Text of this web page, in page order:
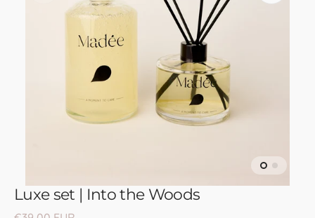
media
gallery
Luxe set | Into the Woods